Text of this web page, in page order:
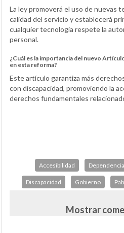
La ley promoverá el uso de nuevas
calidad del servicio y establecerá
cualquier tecnología respete la
personal.
¿Cuál es la importancia del nuevo
en esta reforma?
Este artículo garantiza más
con discapacidad, promoviendo la
derechos fundamentales
Accesibilidad Dependencia
Discapacidad Gobierno
Mostrar